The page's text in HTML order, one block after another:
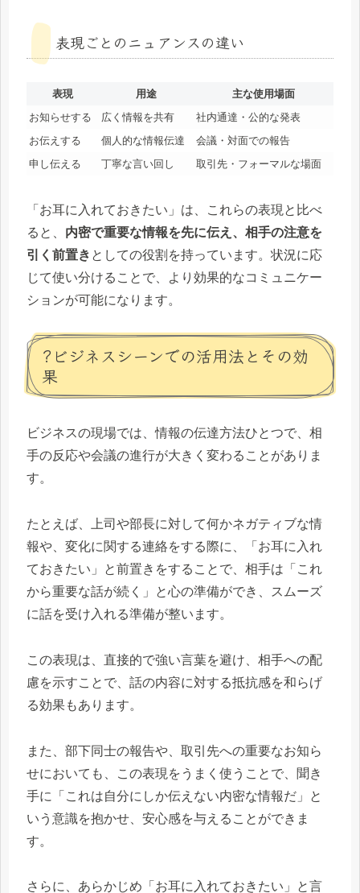
表現ごとのニュアンスの違い
表現 用途
主な使用場面
お知らせする
広く情報を共有
社内通達・公的な発表
お伝えする
個人的な情報伝達
会議・対面での報告
申し伝える
丁寧な言い回し 取引先・フォーマルな場面
「お耳に入れておきたい」は、これらの表現と比べ
ると、 内密で重要な情報を先に伝え、相手の注意を
引く前置き としての役割を持っています。状況に応
じて使い分けることで、より効果的なコミュニケー
ションが可能になります。
?ビジネスシーンでの活用法とその効
果
ビジネスの現場では、情報の伝達方法ひとつで、相
手の反応や会議の進行が大きく変わることがありま
す。
たとえば、上司や部長に対して何かネガティブな情
報や、変化に関する連絡をする際に、「お耳に入れ
ておきたい」と前置きをすることで、相手は「これ
から重要な話が続く」と心の準備ができ、スムーズ
に話を受け入れる準備が整います。
この表現は、直接的で強い言葉を避け、相手への配
慮を示すことで、話の内容に対する抵抗感を和らげ
る効果もあります。
また、部下同士の報告や、取引先への重要なお知ら
せにおいても、この表現をうまく使うことで、聞き
手に「これは自分にしか伝えない内密な情報だ」と
いう意識を抱かせ、安心感を与えることができま
す。
さらに、あらかじめ「お耳に入れておきたい」と言